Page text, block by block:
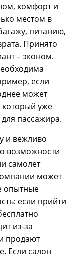
комфорт и
местом в
питанию,
Принято
– эконом.
если
может
который уже
пассажира.
и вежливо
возможности
самолет
может
опытные
если прийти
из-за
продают
Если салон